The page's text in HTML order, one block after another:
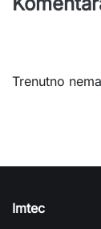
Trenutno
Imtec